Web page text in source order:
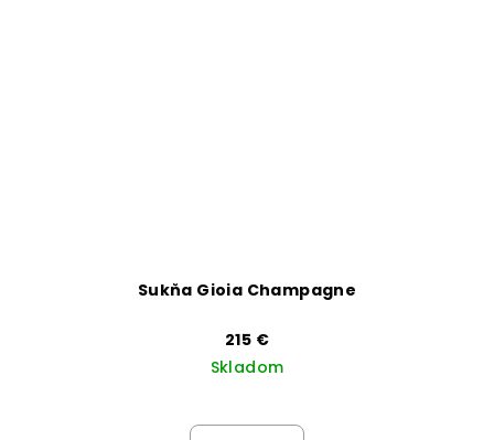
Sukňa Gioia Champagne
215 €
Skladom